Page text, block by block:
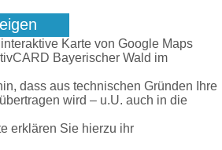
Karte von Google Maps
Bayerischer Wald im
dass aus technischen Gründen Ihre
wird – u.U. auch in die
erklären Sie hierzu ihr